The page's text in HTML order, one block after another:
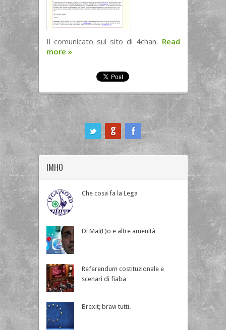
Il comunicato sul sito di 4chan. Read
more »
IMHO
Che cosa fa la Lega
Di Mai(L)o e altre amenità
Referendum costituzionale e
scenari di fiaba
Brexit; bravi tutti.